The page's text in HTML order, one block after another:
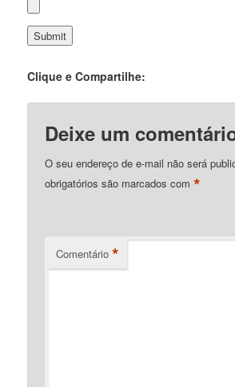
Clique e Compartilhe:
Deixe um
O seu endereço de e-mail não será
obrigatórios são marcados com*
Comentário *